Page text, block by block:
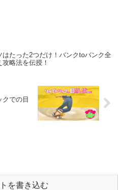
はたった2つだけ！バンクtoバンク全
攻略法を伝授！
クでの目
を書き込む